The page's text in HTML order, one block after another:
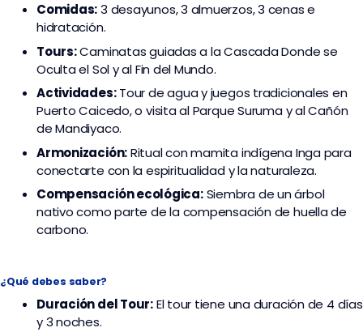
Comidas:3 desayunos, 3 almuerzos, 3 cenas e
hidratación.
Tours:Caminatas guiadas a la Cascada Donde se
Oculta el Sol y al Fin del Mundo.
Actividades:Tour de agua y juegos tradicionales en
Puerto Caicedo, o visita al Parque Suruma y al Cañón
de Mandiyaco.
Armonización:Ritual con mamita indígena Inga para
conectarte con la espiritualidad y la naturaleza.
Compensación ecológica:Siembra de un árbol
nativo como parte de la compensación de huella de
carbono.
¿Qué debes saber?
Duración del Tour:El tour tiene una duración de 4 días
y 3 noches.